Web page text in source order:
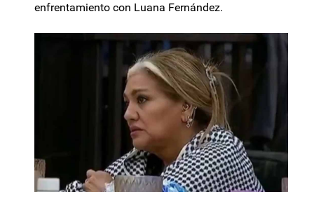
enfrentamiento con Luana Fernández.